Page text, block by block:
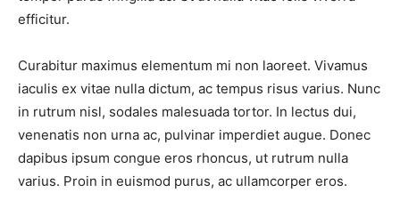
efficitur.
Curabitur maximus elementum mi non laoreet. Vivamus
iaculis ex vitae nulla dictum, ac tempus risus varius. Nunc
in rutrum nisl, sodales malesuada tortor. In lectus dui,
venenatis non urna ac, pulvinar imperdiet augue. Donec
dapibus ipsum congue eros rhoncus, ut rutrum nulla
varius. Proin in euismod purus, ac ullamcorper eros.